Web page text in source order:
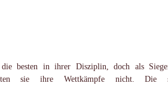
besten in ihrer Disziplin, doch als
sie ihre Wettkämpfe nicht. Die